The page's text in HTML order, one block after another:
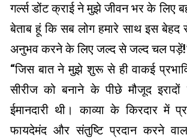
गर्ल्स डोंट क्राई ने मुझे जीवन भर के लिए
बेताब हूं कि सब लोग हमारे साथ इस बेहद
अनुभव करने के लिए जल्द से जल्द चल
“जिस बात ने मुझे शुरू से ही वाकई
सीरीज को बनाने के पीछे मौजूद
ईमानदारी थी। काव्या के किरदार में
फायदेमंद और संतुष्टि प्रदान करने